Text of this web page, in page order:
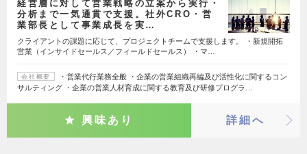
経営層に対して営業戦略の立案から実行・
分析まで一気通貫で支援。社外CRO・営
業部長として事業成長を実…
クライアントの課題に応じて、プロジェクトチームで支援します。 ・新規開拓
営業（インサイドセールス／フィールドセールス） ・マ…
会社概要
・営業代行業務全般 ・企業の営業組織再編及び活性化に関するコン
サルティング ・企業の営業人材育成に関する教育及び研修プログラ…
興味あり 詳細へ